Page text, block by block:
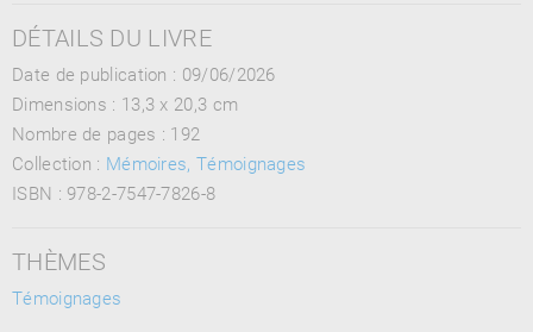
DÉTAILS DU LIVRE
Date de publication : 09/06/2026
Dimensions : 13,3 x 20,3 cm
Nombre de pages : 192
Collection : Mémoires, Témoignages
ISBN : 978-2-7547-7826-8
THÈMES
Témoignages